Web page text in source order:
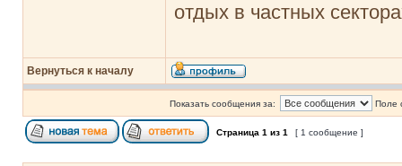
отдых в частных
Вернуться к началу
Показать сообщения за: Поле
Страница 1 из 1 [ 1 сообщение ]